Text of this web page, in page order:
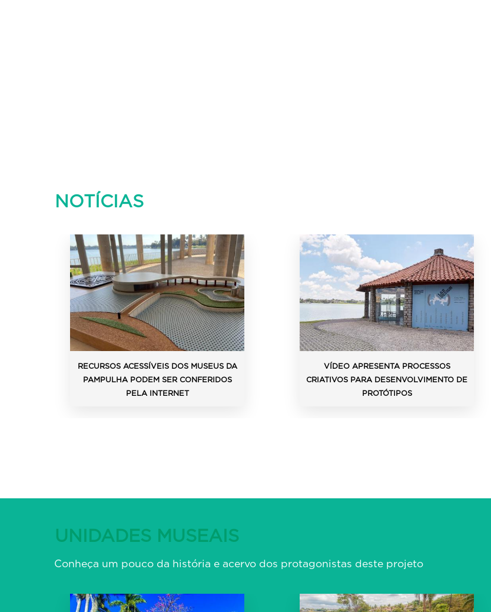
NOTÍCIAS
RECURSOS ACESSÍVEIS DOS MUSEUS DA
PAMPULHA PODEM SER CONFERIDOS
PELA INTERNET
VÍDEO APRESENTA PROCESSOS
CRIATIVOS PARA DESENVOLVIMENTO DE
PROTÓTIPOS
UNIDADES MUSEAIS
Conheça um pouco da história e acervo dos protagonistas deste projeto